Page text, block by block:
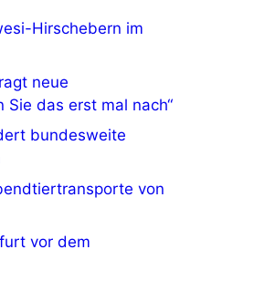
Hirschebern im
neue
Sie das erst mal nach“
bundesweite
von
vor dem